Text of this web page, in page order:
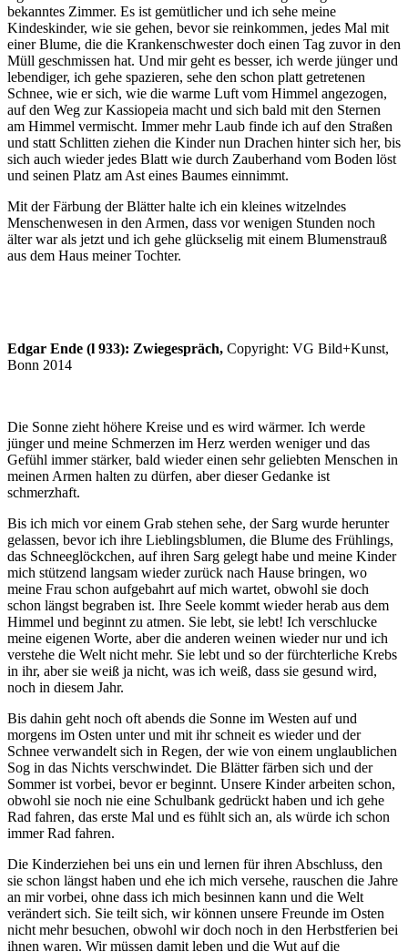
bekanntes Zimmer. Es ist gemütlicher und ich sehe meine
Kindeskinder, wie sie gehen, bevor sie reinkommen, jedes Mal mit
einer Blume, die die Krankenschwester doch einen Tag zuvor in den
Müll geschmissen hat. Und mir geht es besser, ich werde jünger und
lebendiger, ich gehe spazieren, sehe den schon platt getretenen
Schnee, wie er sich, wie die warme Luft vom Himmel angezogen,
auf den Weg zur Kassiopeia macht und sich bald mit den Sternen
am Himmel vermischt. Immer mehr Laub finde ich auf den Straßen
und statt Schlitten ziehen die Kinder nun Drachen hinter sich her, bis
sich auch wieder jedes Blatt wie durch Zauberhand vom Boden löst
und seinen Platz am Ast eines Baumes einnimmt.
Mit der Färbung der Blätter halte ich ein kleines witzelndes
Menschenwesen in den Armen, dass vor wenigen Stunden noch
älter war als jetzt und ich gehe glückselig mit einem Blumenstrauß
aus dem Haus meiner Tochter.
Edgar Ende (l 933): Zwiegespräch, Copyright: VG Bild+Kunst,
Bonn 2014
Die Sonne zieht höhere Kreise und es wird wärmer. Ich werde
jünger und meine Schmerzen im Herz werden weniger und das
Gefühl immer stärker, bald wieder einen sehr geliebten Menschen in
meinen Armen halten zu dürfen, aber dieser Gedanke ist
schmerzhaft.
Bis ich mich vor einem Grab stehen sehe, der Sarg wurde herunter
gelassen, bevor ich ihre Lieblingsblumen, die Blume des Frühlings,
das Schneeglöckchen, auf ihren Sarg gelegt habe und meine Kinder
mich stützend langsam wieder zurück nach Hause bringen, wo
meine Frau schon aufgebahrt auf mich wartet, obwohl sie doch
schon längst begraben ist. Ihre Seele kommt wieder herab aus dem
Himmel und beginnt zu atmen. Sie lebt, sie lebt! Ich verschlucke
meine eigenen Worte, aber die anderen weinen wieder nur und ich
verstehe die Welt nicht mehr. Sie lebt und so der fürchterliche Krebs
in ihr, aber sie weiß ja nicht, was ich weiß, dass sie gesund wird,
noch in diesem Jahr.
Bis dahin geht noch oft abends die Sonne im Westen auf und
morgens im Osten unter und mit ihr schneit es wieder und der
Schnee verwandelt sich in Regen, der wie von einem unglaublichen
Sog in das Nichts verschwindet. Die Blätter färben sich und der
Sommer ist vorbei, bevor er beginnt. Unsere Kinder arbeiten schon,
obwohl sie noch nie eine Schulbank gedrückt haben und ich gehe
Rad fahren, das erste Mal und es fühlt sich an, als würde ich schon
immer Rad fahren.
Die Kinderziehen bei uns ein und lernen für ihren Abschluss, den
sie schon längst haben und ehe ich mich versehe, rauschen die Jahre
an mir vorbei, ohne dass ich mich besinnen kann und die Welt
verändert sich. Sie teilt sich, wir können unsere Freunde im Osten
nicht mehr besuchen, obwohl wir doch noch in den Herbstferien bei
ihnen waren. Wir müssen damit leben und die Wut auf die